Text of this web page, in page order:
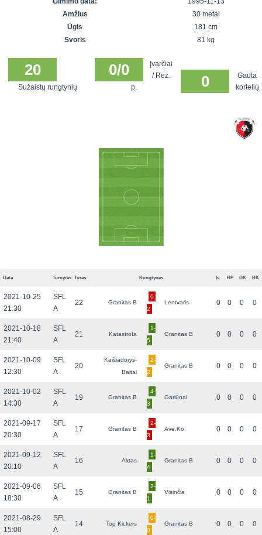
SFL rudens
Snaigės taurė
čempionatas
Vilnius
Amžius
30 metai
Ūgis
181 cm
Svoris
81 kg
20
Sužaistų rungtynių
0/0
Įvarčiai
/ Rez.
p.
0
Gauta
kortelių
Data Turnyras Turas Rungtynės Įv. RP GK RK
2021-10-25
21:30
SFL
A
22 Granitas B
0-
2
Lentvaris 0 0 0 0
2021-10-18
21:40
SFL
A
21 Katastrofa
1-
5
Granitas B 0 0 0 0
2021-10-09
12:30
SFL
A
20
Kaišiadorys-
Baltai
2-
2
Granitas B 0 0 0 0
2021-10-02
14:30
SFL
A
19 Granitas B
4-
3
Gariūnai 0 0 0 0
2021-09-17
20:30
SFL
A
17 Granitas B
2-
3
Ave.Ko. 0 0 0 0
2021-09-12
20:10
SFL
A
16 Aktas
1-
4
Granitas B 0 0 0 0
2021-09-06
18:30
SFL
A
15 Granitas B
2-
1
Visinčia 0 0 0 0
2021-08-29
15:00
SFL
A
14 Top Kickers
0-
0
Granitas B 0 0 0 0